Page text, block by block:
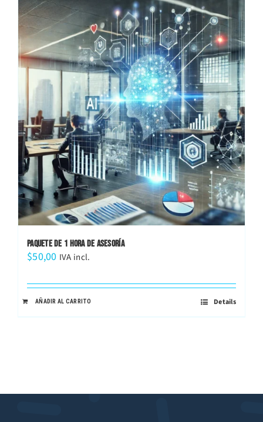
PAQUETE DE 1 HORA DE ASESORÍA
$50,00 IVA incl.
AÑADIR AL CARRITO Details